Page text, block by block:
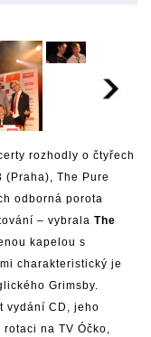
rozhodly o čtyřech
(Praha), The Pure
odborná porota
– vybrala The
kapelou s
charakteristický je
Grimsby.
vydání CD, jeho
na TV Óčko,